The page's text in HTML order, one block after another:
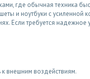
где обычная техника
и ноутбуки с усиленной
Если требуется надежное
внешним воздействиям.